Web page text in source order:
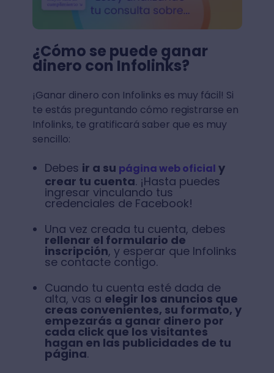
¿Cómo se puede ganar
dinero con Infolinks?
¡Ganar dinero con Infolinks es muy fácil! Si
te estás preguntando cómo registrarse en
Infolinks, te gratificará saber que es muy
sencillo:
Debes ir a su página web oficial y
crear tu cuenta. ¡Hasta puedes
ingresar vinculando tus
credenciales de Facebook!
Una vez creada tu cuenta, debes
rellenar el formulario de
inscripción, y esperar que Infolinks
se contacte contigo.
Cuando tu cuenta esté dada de
alta, vas a elegir los anuncios que
creas convenientes, su formato, y
empezarás a ganar dinero por
cada click que los visitantes
hagan en las publicidades de tu
página.